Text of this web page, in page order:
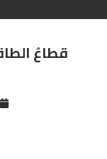
قطاعُ